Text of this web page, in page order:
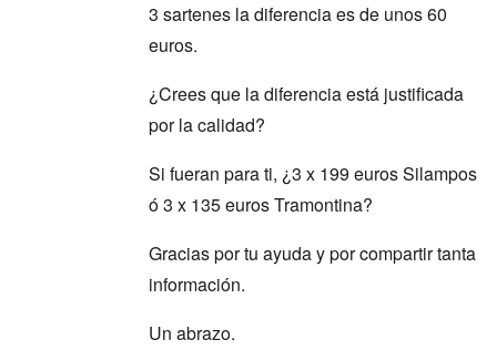
3 sartenes la diferencia es de unos 60
euros.
¿Crees que la diferencia está justificada
por la calidad?
Si fueran para ti, ¿3 x 199 euros Silampos
ó 3 x 135 euros Tramontina?
Gracias por tu ayuda y por compartir tanta
información.
Un abrazo.